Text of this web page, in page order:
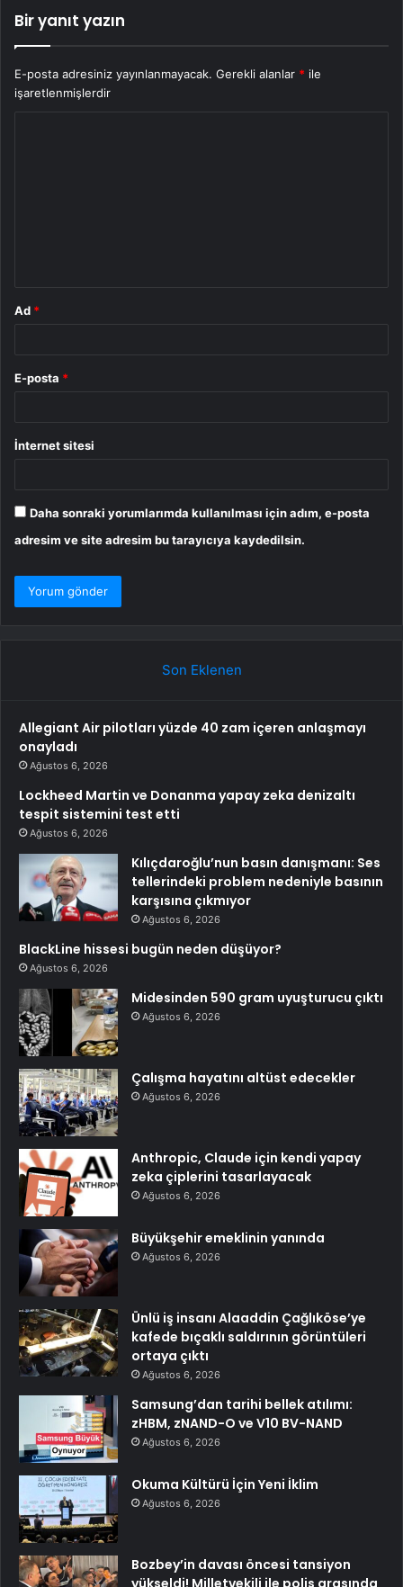
Bir yanıt yazın
E-posta adresiniz yayınlanmayacak. Gerekli alanlar * ile
işaretlenmişlerdir
Ad *
E-posta *
İnternet sitesi
Daha sonraki yorumlarımda kullanılması için adım, e-posta
adresim ve site adresim bu tarayıcıya kaydedilsin.
Son Eklenen
Allegiant Air pilotları yüzde 40 zam içeren anlaşmayı
onayladı
Ağustos 6, 2026
Lockheed Martin ve Donanma yapay zeka denizaltı
tespit sistemini test etti
Ağustos 6, 2026
Kılıçdaroğlu’nun basın danışmanı: Ses
tellerindeki problem nedeniyle basının
karşısına çıkmıyor
Ağustos 6, 2026
BlackLine hissesi bugün neden düşüyor?
Ağustos 6, 2026
Midesinden 590 gram uyuşturucu çıktı
Ağustos 6, 2026
Çalışma hayatını altüst edecekler
Ağustos 6, 2026
Anthropic, Claude için kendi yapay
zeka çiplerini tasarlayacak
Ağustos 6, 2026
Büyükşehir emeklinin yanında
Ağustos 6, 2026
Ünlü iş insanı Alaaddin Çağlıköse’ye
kafede bıçaklı saldırının görüntüleri
ortaya çıktı
Ağustos 6, 2026
Samsung’dan tarihi bellek atılımı:
zHBM, zNAND-O ve V10 BV-NAND
Ağustos 6, 2026
Okuma Kültürü İçin Yeni İklim
Ağustos 6, 2026
Bozbey’in davası öncesi tansiyon
yükseldi! Milletvekili ile polis arasında